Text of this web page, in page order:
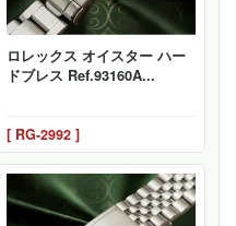
ロレックス オイスター ハー
ドブレス Ref.93160A...
[ RG-2992 ]